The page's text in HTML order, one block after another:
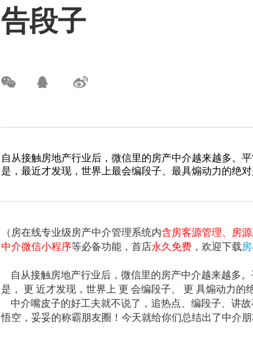
告段子
自从接触房地产行业后，微信里的房产中介越来越多。
是，最近才发现，世界上最会编段子、最具煽动力的绝对
（房在线专业级房产中介管理系统内含房客源管理、房
中介微信小程序等必备功能，首店永久免费，欢迎下载
自从接触房地产行业后，微信里的房产中介越来越多
是， 更 近才发现，世界上 更 会编段子、 更 具煽动力的
中介嘴皮子的好工夫就不说了，追热点、编段子、讲
悟空，妥妥的称霸朋友圈！今天就给你们总结出了中介朋